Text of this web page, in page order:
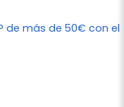
de más de 50€ con el